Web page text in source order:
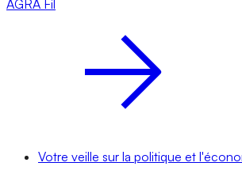
AGRA Fil
Votre veille sur la politique et